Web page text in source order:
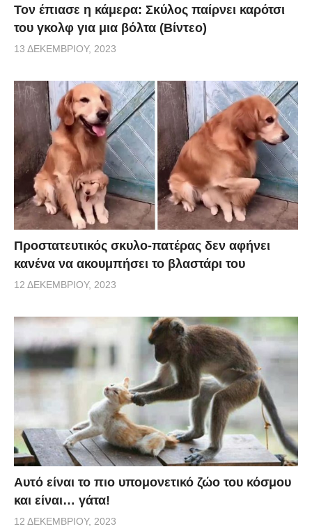
Τον έπιασε η κάμερα: Σκύλος παίρνει καρότσι
του γκολφ για μια βόλτα (Βίντεο)
13 ΔΕΚΕΜΒΡΊΟΥ, 2023
Προστατευτικός σκυλο-πατέρας δεν αφήνει
κανένα να ακουμπήσει το βλαστάρι του
12 ΔΕΚΕΜΒΡΊΟΥ, 2023
Αυτό είναι το πιο υπομονετικό ζώο του κόσμου
και είναι… γάτα!
12 ΔΕΚΕΜΒΡΊΟΥ, 2023